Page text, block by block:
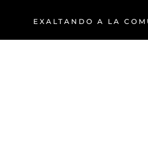
EXALTANDO A LA